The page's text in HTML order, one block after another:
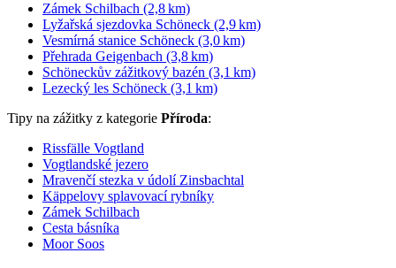
Zámek Schilbach (2,8 km)
Lyžařská sjezdovka Schöneck (2,9 km)
Vesmírná stanice Schöneck (3,0 km)
Přehrada Geigenbach (3,8 km)
Schöneckův zážitkový bazén (3,1 km)
Lezecký les Schöneck (3,1 km)
Tipy na zážitky z kategorie Příroda:
Rissfälle Vogtland
Vogtlandské jezero
Mravenčí stezka v údolí Zinsbachtal
Käppelovy splavovací rybníky
Zámek Schilbach
Cesta básníka
Moor Soos